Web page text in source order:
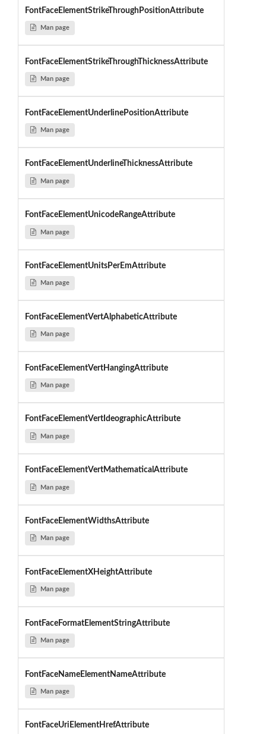
FontFaceElementStrikeThroughPositionAttribute
Man page
FontFaceElementStrikeThroughThicknessAttribute
Man page
FontFaceElementUnderlinePositionAttribute
Man page
FontFaceElementUnderlineThicknessAttribute
Man page
FontFaceElementUnicodeRangeAttribute
Man page
FontFaceElementUnitsPerEmAttribute
Man page
FontFaceElementVertAlphabeticAttribute
Man page
FontFaceElementVertHangingAttribute
Man page
FontFaceElementVertIdeographicAttribute
Man page
FontFaceElementVertMathematicalAttribute
Man page
FontFaceElementWidthsAttribute
Man page
FontFaceElementXHeightAttribute
Man page
FontFaceFormatElementStringAttribute
Man page
FontFaceNameElementNameAttribute
Man page
FontFaceUriElementHrefAttribute